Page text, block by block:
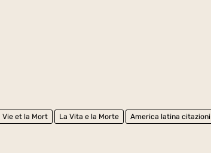
Vie et la Mort La Vita e la Morte America latina citazioni